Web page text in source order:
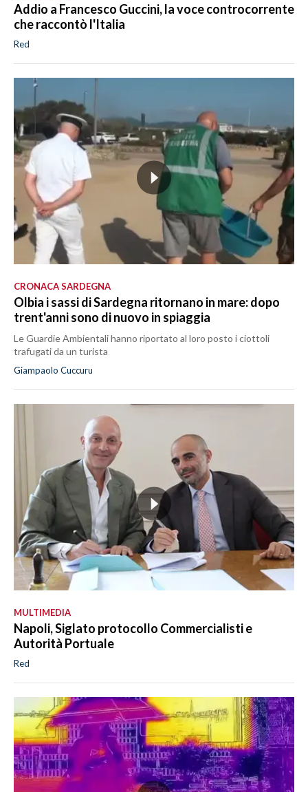
Addio a Francesco Guccini, la voce controcorrente
che raccontò l'Italia
Red
CRONACA SARDEGNA
Olbia i sassi di Sardegna ritornano in mare: dopo
trent'anni sono di nuovo in spiaggia
Le Guardie Ambientali hanno riportato al loro posto i ciottoli
trafugati da un turista
Giampaolo Cuccuru
MULTIMEDIA
Napoli, Siglato protocollo Commercialisti e
Autorità Portuale
Red